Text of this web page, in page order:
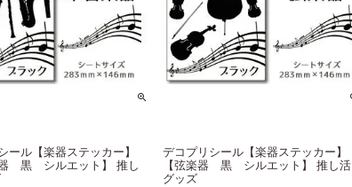
ール【楽器ステッカー】
器 黒 シルエット】 推し
デコプリシール【楽器ステッカー】
【弦楽器 黒 シルエット】 推し活
グッズ